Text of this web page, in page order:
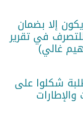
إلا بضمان
في تقرير
غالي)
شكلوا على
والإطارات